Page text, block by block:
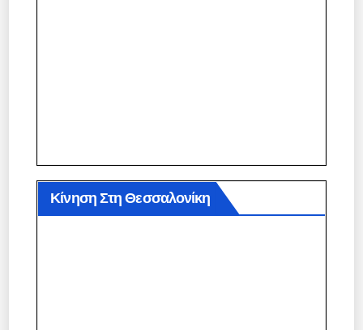
Κίνηση Στη Θεσσαλονίκη